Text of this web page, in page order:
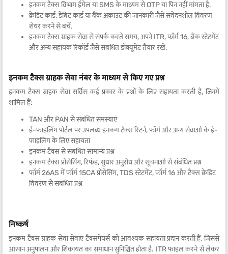
इनकम टैक्स विभाग ईमेल या SMS के माध्यम से OTP या पिन नहीं मांगता है.
क्रेडिट कार्ड, डेबिट कार्ड या बैंक अकाउंट की जानकारी जैसे संवेदनशील विवरण
शेयर करने से बचें.
इनकम टैक्स ग्राहक सेवा से संपर्क करते समय, अपने ITR, फॉर्म 16, बैंक स्टेटमेंट
और अन्य सहायक रिकॉर्ड जैसे संबंधित डॉक्यूमेंट तैयार रखें.
इनकम टैक्स ग्राहक सेवा नंबर के माध्यम से किए गए प्रश्न
इनकम टैक्स ग्राहक सेवा सर्विस कई प्रकार के प्रश्नों के लिए सहायता करती है, जिनमें
शामिल हैं:
TAN और PAN से संबंधित समस्याएं
ई-फाइलिंग पोर्टल पर उपलब्ध इनकम टैक्स रिटर्न, फॉर्म और अन्य सेवाओं के ई-
फाइलिंग के लिए सहायता
इनकम टैक्स से संबंधित सामान्य प्रश्न
इनकम टैक्स प्रोसेसिंग, रिफंड, सुधार अनुरोध और सूचनाओं से संबंधित प्रश्न
फॉर्म 26AS में फॉर्म 15CA प्रोसेसिंग, TDS स्टेटमेंट, फॉर्म 16 और टैक्स क्रेडिट
विवरण से संबंधित प्रश्न
निष्कर्ष
इनकम टैक्स ग्राहक सेवा सेवाएं टैक्सपेयर्स को आवश्यक सहायता प्रदान करती हैं, जिससे
आसान अनुपालन और शिकायत का समाधान सुनिश्चित होता है. ITR फाइल करने से लेकर